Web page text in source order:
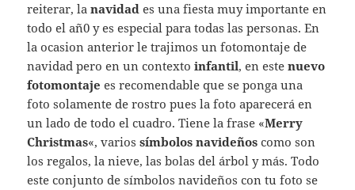
reiterar, la navidad es una fiesta muy importante en
todo el añ0 y es especial para todas las personas. En
la ocasion anterior le trajimos un fotomontaje de
navidad pero en un contextoinfantil, en estenuevo
fotomontaje es recomendable que se ponga una
foto solamente de rostro pues la foto aparecerá en
un lado de todo el cuadro. Tiene la frase «Merry
Christmas«, varios símbolos navideños como son
los regalos, la nieve, las bolas del árbol y más. Todo
este conjunto de símbolos navideños con tu foto se